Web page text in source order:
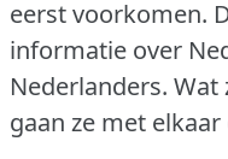
eerst voorkomen.
informatie over
Nederlanders. Wat
gaan ze met elkaar